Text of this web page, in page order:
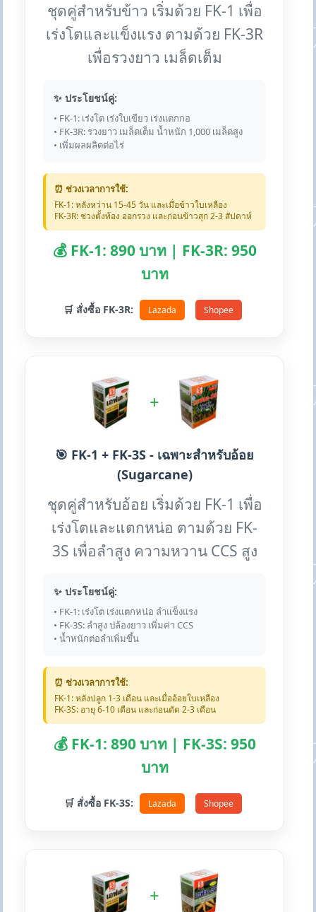
ชุดคู่สำหรับข้าว เริ่มด้วย FK-1 เพื่อ
เร่งโตและแข็งแรง ตามด้วย FK-3R
เพื่อรวงยาว เมล็ดเต็ม
✨ ประโยชน์คู่:
• FK-1: เร่งโต เร่งใบเขียว เร่งแตกกอ
• FK-3R: รวงยาว เมล็ดเต็ม น้ำหนัก 1,000 เมล็ดสูง
• เพิ่มผลผลิตต่อไร่
⏰ ช่วงเวลาการใช้:
FK-1: หลังหว่าน 15-45 วัน และเมื่อข้าวใบเหลือง
FK-3R: ช่วงตั้งท้อง ออกรวง และก่อนข้าวสุก 2-3 สัปดาห์
💰 FK-1: 890 บาท | FK-3R: 950
บาท
🛒 สั่งซื้อ FK-3R: Lazada Shopee
+
🎯 FK-1 + FK-3S - เฉพาะสำหรับอ้อย
(Sugarcane)
ชุดคู่สำหรับอ้อย เริ่มด้วย FK-1 เพื่อ
เร่งโตและแตกหน่อ ตามด้วย FK-
3S เพื่อลำสูง ความหวาน CCS สูง
✨ ประโยชน์คู่:
• FK-1: เร่งโต เร่งแตกหน่อ ลำแข็งแรง
• FK-3S: ลำสูง ปล้องยาว เพิ่มค่า CCS
• น้ำหนักต่อลำเพิ่มขึ้น
⏰ ช่วงเวลาการใช้:
FK-1: หลังปลูก 1-3 เดือน และเมื่ออ้อยใบเหลือง
FK-3S: อายุ 6-10 เดือน และก่อนตัด 2-3 เดือน
💰 FK-1: 890 บาท | FK-3S: 950
บาท
🛒 สั่งซื้อ FK-3S: Lazada Shopee
+